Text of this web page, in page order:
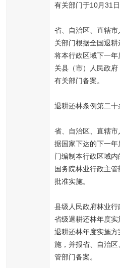
有关部门于10月31日
省、自治区、直辖
关部门根据全国退
将本行政区域下一
关县（市）人民政
有关部门备案。
退耕还林条例第二十
省、自治区、直辖
据国家下达的下一
门编制本行政区域
国务院林业行政主
批准实施。
县级人民政府林业
省级退耕还林年度
退耕还林年度实施
施，并报省、自治
管部门备案。